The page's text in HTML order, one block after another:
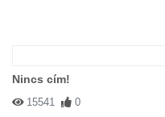
Nincs cím!
15541 0